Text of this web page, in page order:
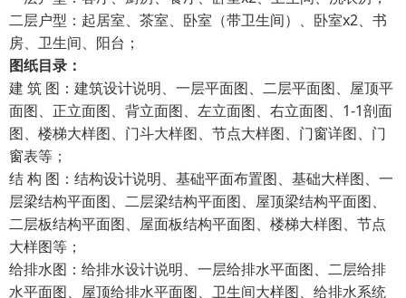
二层户型：起居室、茶室、卧室（带卫生间）、卧室x2、书
房、卫生间、阳台；
图纸目录：
建 筑 图：建筑设计说明、一层平面图、二层平面图、屋顶平
面图、正立面图、背立面图、左立面图、右立面图、1-1剖面
图、楼梯大样图、门斗大样图、节点大样图、门窗详图、门
窗表等；
结 构 图：结构设计说明、基础平面布置图、基础大样图、一
层梁结构平面图、二层梁结构平面图、屋顶梁结构平面图、
二层板结构平面图、屋面板结构平面图、楼梯大样图、节点
大样图等；
给排水图：给排水设计说明、一层给排水平面图、二层给排
水平面图、屋顶给排水平面图、卫生间大样图、给排水系统